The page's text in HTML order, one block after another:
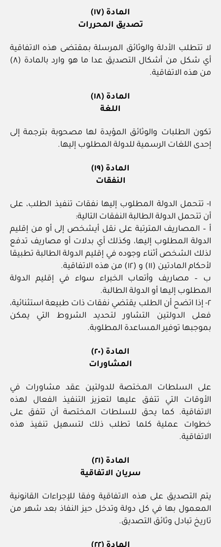
المادة (١٧)
تصديق المحررات
لا تتطلب الأدلة والوثائق المرسلة بمقتضى هذه الاتفاقية
أي شكل من أشكال التصديق عدا ما هو وارد بالمادة (٨)
من هذه الاتفاقية.
المادة (١٨)
اللغة
تكون الطلبات والوثائق المؤيدة لها مصحوبة بترجمة إلى
إحدى اللغات الرسمية للدولة المطلوب إليها.
المادة (١٩)
النفقات
١- تتحمل الدولة المطلوب إليها نفقات تنفيذ الطلب، على
أن تتحمل الدولة الطالبة النفقات التالية:
أ – المصاريف المترتبة على نقل أيشخص إلى أو من إقليم
الدولة المطلوب إليها، وكذلك أي بدلات أو مصاريف تدفع
لذلك الشخص أثناء وجوده في إقليم الدولة الطالبة تطبيقا
لأحكام المادتين (١١) و (١٢) من هذه الاتفاقية.
ب – مصاريف وأتعاب الخبراء سواء في إقليم الدولة
المطلوب إليها أو الدولة الطالبة.
٢- إذا اتضح أن الطلب يقتضي نفقات ذات طبيعة استثنائية،
فعلى الدولتين التشاور لتحديد الشروط التي يمكن
بموجبها توفير المساعدة المطلوبة.
المادة (٢٠)
المشاورات
على السلطات المختصة للدولتين عقد مشاورات في
الأوقات التي تتفق عليها لتعزيز التنفيذ الفعال لهذه
الاتفاقية. كما يحق للسلطات المختصة أن تتفق على
خطوات عملية كلما تطلب ذلك لتسهيل تنفيذ هذه
الاتفاقية.
المادة (٢١)
سريان الاتفاقية
يتم التصديق على هذه الاتفاقية وفقا للإجراءات القانونية
المعمول بها في كل دولة وتدخل حيز النفاذ بعد شهر من
تاريخ تبادل وثائق التصديق.